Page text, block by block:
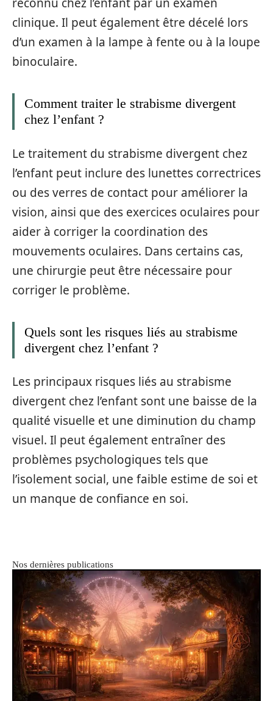
clinique. Il peut également être décelé lors
d’un examen à la lampe à fente ou à la loupe
binoculaire.
Comment traiter le strabisme divergent
chez l’enfant ?
Le traitement du strabisme divergent chez
l’enfant peut inclure des lunettes correctrices
ou des verres de contact pour améliorer la
vision, ainsi que des exercices oculaires pour
aider à corriger la coordination des
mouvements oculaires. Dans certains cas,
une chirurgie peut être nécessaire pour
corriger le problème.
Quels sont les risques liés au strabisme
divergent chez l’enfant ?
Les principaux risques liés au strabisme
divergent chez l’enfant sont une baisse de la
qualité visuelle et une diminution du champ
visuel. Il peut également entraîner des
problèmes psychologiques tels que
l’isolement social, une faible estime de soi et
un manque de confiance en soi.
Nos dernières publications